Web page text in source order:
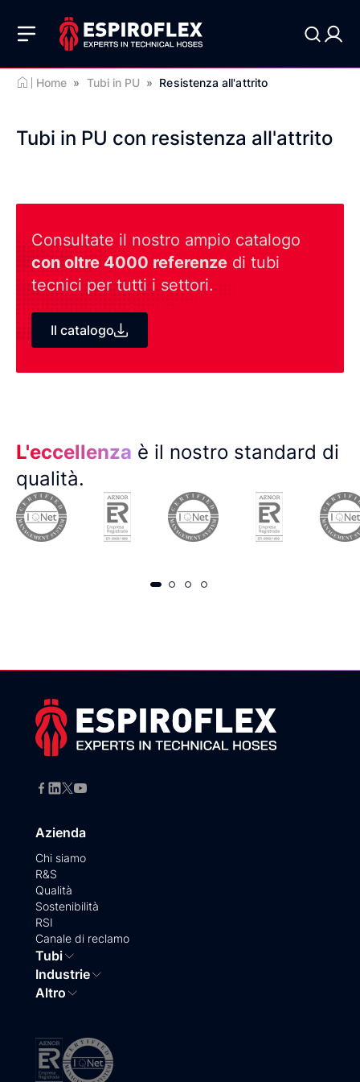
Home » Tubi in PU » Resistenza all'attrito
Tubi in PU con resistenza all'attrito
Consultate il nostro ampio catalogo
con oltre 4000 referenze di tubi
tecnici per tutti i settori.
Il catalogo
L'eccellenza è il nostro standard di
qualità.
Azienda
Chi siamo
R&S
Qualità
Sostenibilità
RSI
Canale di reclamo
Tubi
Industrie
Altro